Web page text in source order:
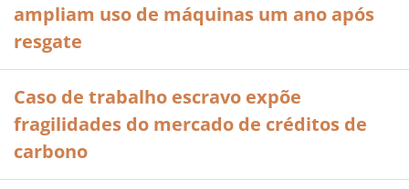
ampliam uso de máquinas um ano após
resgate
Caso de trabalho escravo expõe
fragilidades do mercado de créditos de
carbono